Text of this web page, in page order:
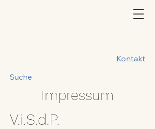
Kontakt
Suche
Impressum
V.i.S.d.P.